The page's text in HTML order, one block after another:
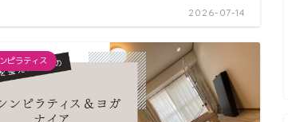
2026-07-14
ピラティス